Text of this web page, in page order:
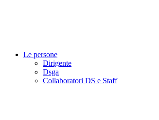
Le persone
Dirigente
Dsga
Collaboratori DS e Staff